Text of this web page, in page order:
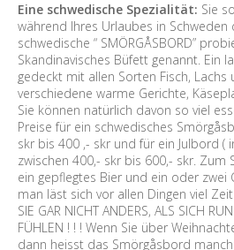
Eine schwedische Spezialität: Sie
während Ihres Urlaubes in
schwedische “ SMÖRGÅSBORD”
Skandinavisches Büfett genannt. Ein
gedeckt mit allen Sorten Fisch, Lachs
verschiedene warme Gerichte,
Sie können natürlich davon so viel
Preise für ein schwedisches
skr bis 400 ,- skr und für ein Julbord (
zwischen 400,- skr bis 600,- skr.
ein gepflegtes Bier und ein oder zwei
man läst sich vor allen Dingen viel
SIE GAR NICHT ANDERS, ALS SICH
FÜHLEN ! ! ! Wenn Sie über
dann heisst das Smörgåsbord